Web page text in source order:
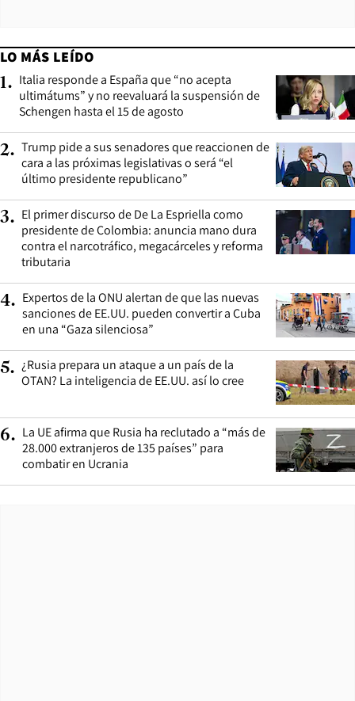
LO MÁS LEÍDO
1. Italia responde a España que “no acepta
ultimátums” y no reevaluará la suspensión de
Schengen hasta el 15 de agosto
2. Trump pide a sus senadores que reaccionen de
cara a las próximas legislativas o será “el
último presidente republicano”
3. El primer discurso de De La Espriella como
presidente de Colombia: anuncia mano dura
contra el narcotráfico, megacárceles y reforma
tributaria
4. Expertos de la ONU alertan de que las nuevas
sanciones de EE.UU. pueden convertir a Cuba
en una “Gaza silenciosa”
5. ¿Rusia prepara un ataque a un país de la
OTAN? La inteligencia de EE.UU. así lo cree
6. La UE afirma que Rusia ha reclutado a “más de
28.000 extranjeros de 135 países” para
combatir en Ucrania